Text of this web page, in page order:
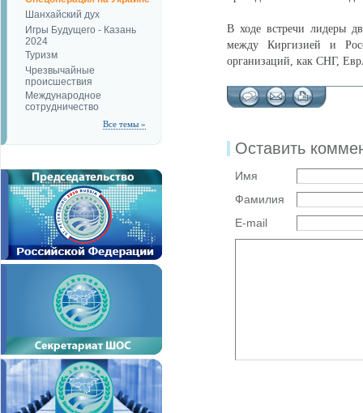
Шанхайский дух
Игры Будущего - Казань
2024
Туризм
Чрезвычайные
происшествия
Международное
сотрудничество
Все темы »
В ходе встречи лидеры
между Киргизией и
организаций, как СНГ,
Оставить
Имя
Фамилия
E-mail